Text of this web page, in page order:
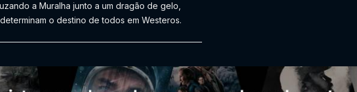
a Muralha junto a um dragão de gelo,
o destino de todos em Westeros.